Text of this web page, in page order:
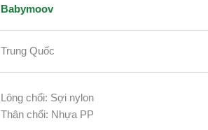
Babymoov
Trung Quốc
Lông chổi: Sợi nylon
Thân chổi: Nhựa PP